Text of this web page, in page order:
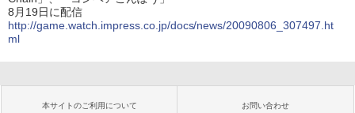
8月19日に配信
http://game.watch.impress.co.jp/docs/news/20090806_307497.ht
ml
本サイトのご利用について お問い合わせ